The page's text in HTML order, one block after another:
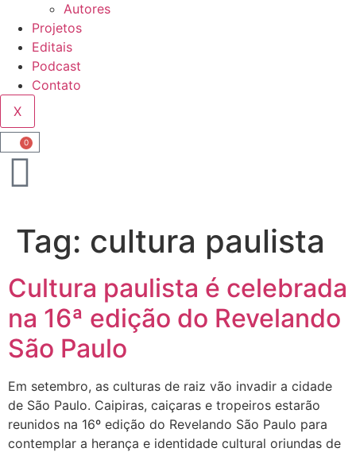
Autores
Projetos
Editais
Podcast
Contato
X
0
Tag: cultura paulista
Cultura paulista é celebrada
na 16ª edição do Revelando
São Paulo
Em setembro, as culturas de raiz vão invadir a cidade
de São Paulo. Caipiras, caiçaras e tropeiros estarão
reunidos na 16º edição do Revelando São Paulo para
contemplar a herança e identidade cultural oriundas de